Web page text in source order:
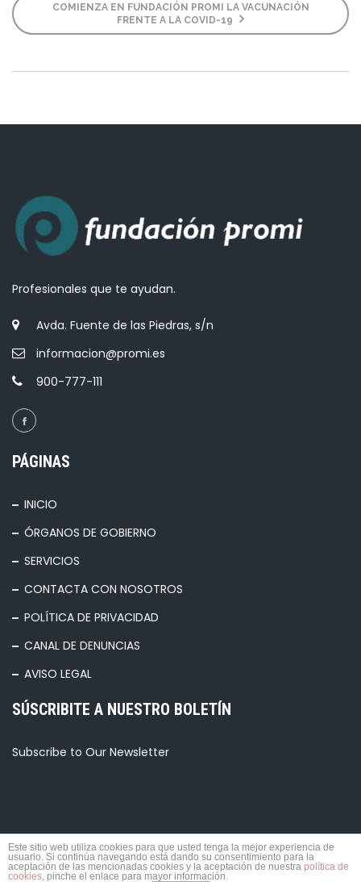
COMIENZA EN FUNDACIÓN PROMI LA VACUNACIÓN
FRENTE A LA COVID-19
Profesionales que te ayudan.
Avda. Fuente de las Piedras, s/n
informacion@promi.es
900-777-111
PÁGINAS
INICIO
ÓRGANOS DE GOBIERNO
SERVICIOS
CONTACTA CON NOSOTROS
POLÍTICA DE PRIVACIDAD
CANAL DE DENUNCIAS
AVISO LEGAL
SÚSCRIBITE A NUESTRO BOLETÍN
Subscribe to Our Newsletter
© 2026 TODOS LOS DERECHOS RESERVADOS.
Este sitio web utiliza cookies para que usted tenga la mejor experiencia de
usuario. Si continúa navegando está dando su consentimiento para la
aceptación de las mencionadas cookies y la aceptación de nuestra política de
cookies, pinche el enlace para mayor información.